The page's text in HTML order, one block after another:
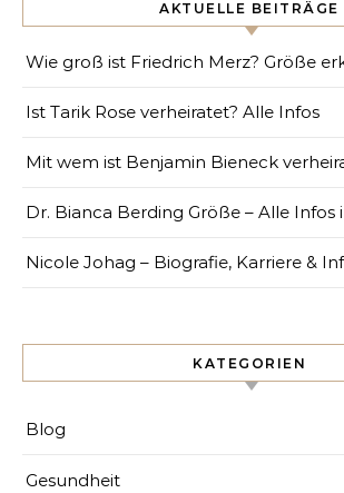
AKTUELLE BEITRÄGE
Wie groß ist Friedrich Merz? Größe
Ist Tarik Rose verheiratet? Alle Infos
Mit wem ist Benjamin Bieneck
Dr. Bianca Berding Größe – Alle
Nicole Johag – Biografie, Karriere &
KATEGORIEN
Blog
Gesundheit